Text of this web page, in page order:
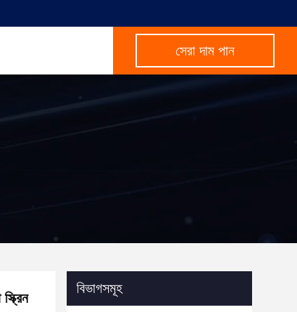
সেরা দাম পান
বিভাগসমূহ